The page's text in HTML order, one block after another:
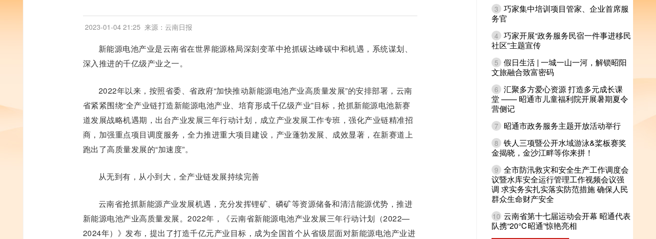
2023-01-04 21:25 来源：云南日报
新能源电池产业是云南省在世界能源格局深刻变革中抢抓碳达峰碳中和机遇，系统谋划、
深入推进的千亿级产业之一。
2022年以来，按照省委、省政府“加快推动新能源电池产业高质量发展”的安排部署，云南
省紧紧围绕“全产业链打造新能源电池产业、培育形成千亿级产业”目标，抢抓新能源电池新赛
道发展战略机遇期，出台产业发展三年行动计划，成立产业发展工作专班，强化产业链精准招
商，加强重点项目调度服务，全力推进重大项目建设，产业蓬勃发展、成效显著，在新赛道上
跑出了高质量发展的“加速度”。
从无到有，从小到大，全产业链发展持续完善
云南省抢抓新能源产业发展机遇，充分发挥锂矿、磷矿等资源储备和清洁能源优势，推进
新能源电池产业高质量发展。2022年，《云南省新能源电池产业发展三年行动计划（2022—
2024年）》发布，提出了打造千亿元产业目标，成为全国首个从省级层面对新能源电池产业进
3 巧家集中培训项目管家、企业首席服
务官
4 巧家开展“政务服务民宿一件事进移民
社区”主题宣传
5 假日生活 | 一城一山一河，解锁昭阳
文旅融合致富密码
6 汇聚多方爱心资源 打造多元成长课
堂 —— 昭通市儿童福利院开展暑期夏令
营侧记
7 昭通市政务服务主题开放活动举行
8 铁人三项暨公开水域游泳&桨板赛奖
金揭晓，金沙江畔等你来拼！
9 全市防汛救灾和安全生产工作调度会
议暨水库安全运行管理工作视频会议强
调 求实务实扎实落实防范措施 确保人民
群众生命财产安全
10 云南省第十七届运动会开幕 昭通代表
队携“20℃昭通”惊艳亮相